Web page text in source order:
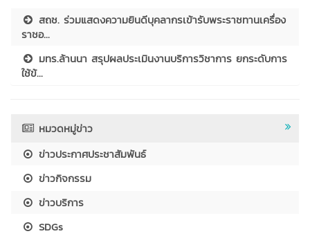
สถช. ร่วมแสดงความยินดีบุคลากรเข้ารับพระราชทานเครื่อง
ราชอ...
มทร.ล้านนา สรุปผลประเมินงานบริการวิชาการ ยกระดับการ
ใช้ข้...
หมวดหมู่ข่าว
ข่าวประกาศประชาสัมพันธ์
ข่าวกิจกรรม
ข่าวบริการ
SDGs